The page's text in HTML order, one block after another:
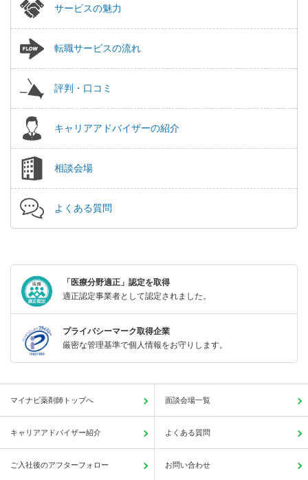
サービスの魅力
転職サービスの流れ
評判・口コミ
キャリアアドバイザーの紹介
相談会場
よくある質問
「医療分野適正」認定を取得
適正認定事業者として認定されました。
プライバシーマーク取得企業
厳密な管理基準で個人情報をお守りします。
マイナビ薬剤師トップへ 面談会場一覧
キャリアアドバイザー紹介 よくある質問
ご入社後のアフターフォロー お問い合わせ